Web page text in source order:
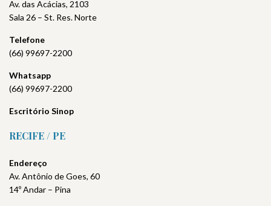
Av. das Acácias, 2103
Sala 26 – St. Res. Norte
Telefone
(66) 99697-2200
Whatsapp
(66) 99697-2200
Escritório Sinop
RECIFE / PE
Endereço
Av. Antônio de Goes, 60
14º Andar – Pina